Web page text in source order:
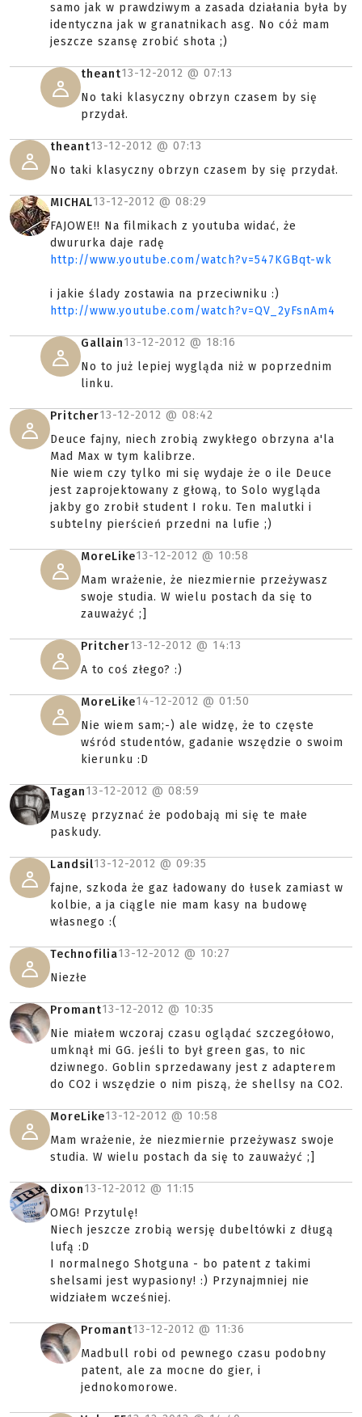
samo jak w prawdziwym a zasada działania była by
identyczna jak w granatnikach asg. No cóż mam
jeszcze szansę zrobić shota ;)
theant13-12-2012 @ 07:13
No taki klasyczny obrzyn czasem by się
przydał.
theant13-12-2012 @ 07:13
No taki klasyczny obrzyn czasem by się przydał.
MICHAL13-12-2012 @ 08:29
FAJOWE!! Na filmikach z youtuba widać, że
dwururka daje radę
http://www.youtube.com/watch?v=547KGBqt-wk
i jakie ślady zostawia na przeciwniku :)
http://www.youtube.com/watch?v=QV_2yFsnAm4
Gallain13-12-2012 @ 18:16
No to już lepiej wygląda niż w poprzednim
linku.
Pritcher13-12-2012 @ 08:42
Deuce fajny, niech zrobią zwykłego obrzyna a'la
Mad Max w tym kalibrze.
Nie wiem czy tylko mi się wydaje że o ile Deuce
jest zaprojektowany z głową, to Solo wygląda
jakby go zrobił student I roku. Ten malutki i
subtelny pierścień przedni na lufie ;)
MoreLike13-12-2012 @ 10:58
Mam wrażenie, że niezmiernie przeżywasz
swoje studia. W wielu postach da się to
zauważyć ;]
Pritcher13-12-2012 @ 14:13
A to coś złego? :)
MoreLike14-12-2012 @ 01:50
Nie wiem sam;-) ale widzę, że to częste
wśród studentów, gadanie wszędzie o swoim
kierunku :D
Tagan13-12-2012 @ 08:59
Muszę przyznać że podobają mi się te małe
paskudy.
Landsil13-12-2012 @ 09:35
fajne, szkoda że gaz ładowany do łusek zamiast w
kolbie, a ja ciągle nie mam kasy na budowę
własnego :(
Technofilia13-12-2012 @ 10:27
Niezłe
Promant13-12-2012 @ 10:35
Nie miałem wczoraj czasu oglądać szczegółowo,
umknął mi GG. jeśli to był green gas, to nic
dziwnego. Goblin sprzedawany jest z adapterem
do CO2 i wszędzie o nim piszą, że shellsy na CO2.
MoreLike13-12-2012 @ 10:58
Mam wrażenie, że niezmiernie przeżywasz swoje
studia. W wielu postach da się to zauważyć ;]
dixon13-12-2012 @ 11:15
OMG! Przytulę!
Niech jeszcze zrobią wersję dubeltówki z długą
lufą :D
I normalnego Shotguna - bo patent z takimi
shelsami jest wypasiony! :) Przynajmniej nie
widziałem wcześniej.
Promant13-12-2012 @ 11:36
Madbull robi od pewnego czasu podobny
patent, ale za mocne do gier, i
jednokomorowe.